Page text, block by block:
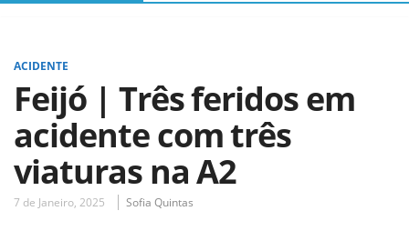
ACIDENTE
Feijó | Três feridos em
acidente com três
viaturas na A2
7 de Janeiro, 2025 Sofia Quintas